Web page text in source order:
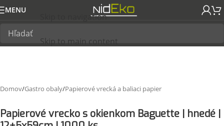
Skip to navigation
Skip to main content
MENU
Domov/Gastro obaly/Papierové vrecká a baliaci papier
Papierové vrecko s okienkom Baguette | hnedé |